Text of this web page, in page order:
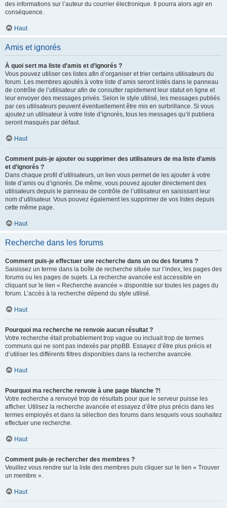
des informations sur l’auteur du courrier électronique. Il pourra alors agir en
conséquence.
Haut
Amis et ignorés
À quoi sert ma liste d’amis et d’ignorés ?
Vous pouvez utiliser ces listes afin d’organiser et trier certains utilisateurs du
forum. Les membres ajoutés à votre liste d’amis seront listés dans le panneau
de contrôle de l’utilisateur afin de consulter rapidement leur statut en ligne et
leur envoyer des messages privés. Selon le style utilisé, les messages publiés
par ces utilisateurs peuvent éventuellement être mis en surbrillance. Si vous
ajoutez un utilisateur à votre liste d’ignorés, tous les messages qu’il publiera
seront masqués par défaut.
Haut
Comment puis-je ajouter ou supprimer des utilisateurs de ma liste d’amis
et d’ignorés ?
Dans chaque profil d’utilisateurs, un lien vous permet de les ajouter à votre
liste d’amis ou d’ignorés. De même, vous pouvez ajouter directement des
utilisateurs depuis le panneau de contrôle de l’utilisateur en saisissant leur
nom d’utilisateur. Vous pouvez également les supprimer de vos listes depuis
cette même page.
Haut
Recherche dans les forums
Comment puis-je effectuer une recherche dans un ou des forums ?
Saisissez un terme dans la boîte de recherche située sur l’index, les pages des
forums ou les pages de sujets. La recherche avancée est accessible en
cliquant sur le lien « Recherche avancée » disponible sur toutes les pages du
forum. L’accès à la recherche dépend du style utilisé.
Haut
Pourquoi ma recherche ne renvoie aucun résultat ?
Votre recherche était probablement trop vague ou incluait trop de termes
communs qui ne sont pas indexés par phpBB. Essayez d’être plus précis et
d’utiliser les différents filtres disponibles dans la recherche avancée.
Haut
Pourquoi ma recherche renvoie à une page blanche ?!
Votre recherche a renvoyé trop de résultats pour que le serveur puisse les
afficher. Utilisez la recherche avancée et essayez d’être plus précis dans les
termes employés et dans la sélection des forums dans lesquels vous souhaitez
effectuer une recherche.
Haut
Comment puis-je rechercher des membres ?
Veuillez vous rendre sur la liste des membres puis cliquer sur le lien « Trouver
un membre ».
Haut